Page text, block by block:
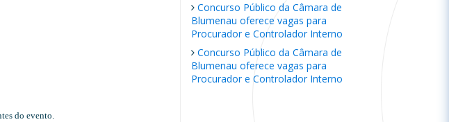
do evento.
Concurso Público da Câmara de
Blumenau oferece vagas para
Procurador e Controlador Interno
Concurso Público da Câmara de
Blumenau oferece vagas para
Procurador e Controlador Interno